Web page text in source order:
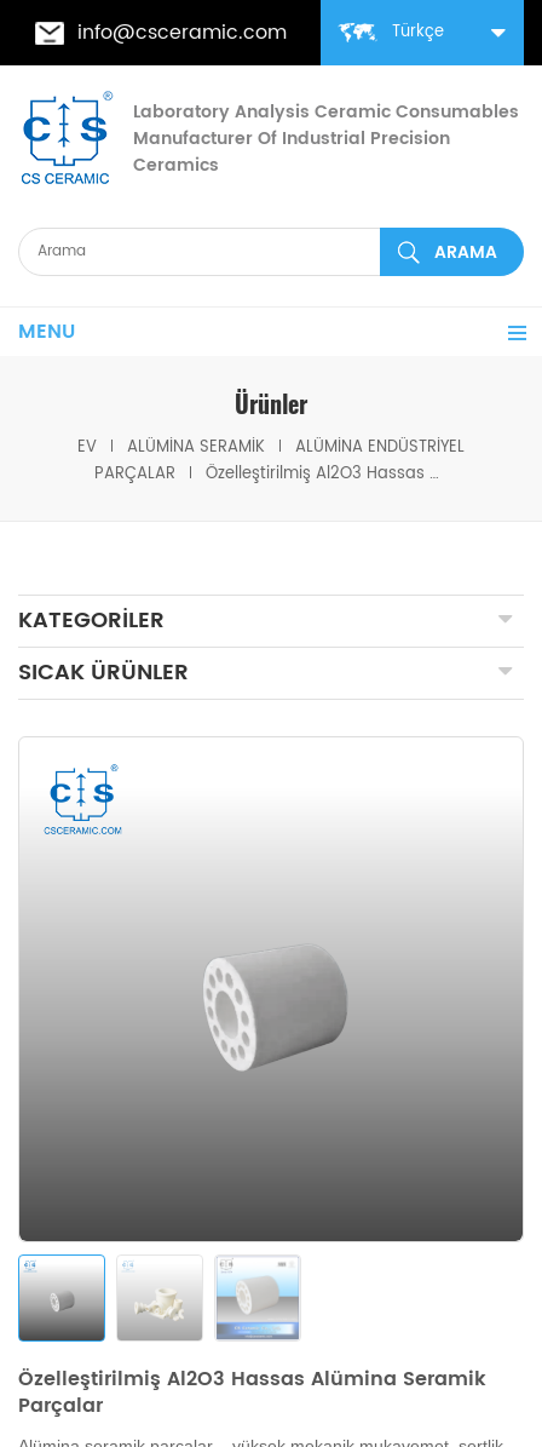
Türkçe
info@csceramic.com
Laboratory Analysis Ceramic Consumables
Manufacturer Of Industrial Precision
Ceramics
MENU
Ürünler
EV ALÜMINA SERAMIK
ALÜMINA ENDÜSTRIYEL
PARÇALAR
Özelleştirilmiş Al2O3 Hassas Alümina Seramik Parçalar
KATEGORILER
SICAK ÜRÜNLER
Özelleştirilmiş Al2O3 Hassas Alümina Seramik
Parçalar